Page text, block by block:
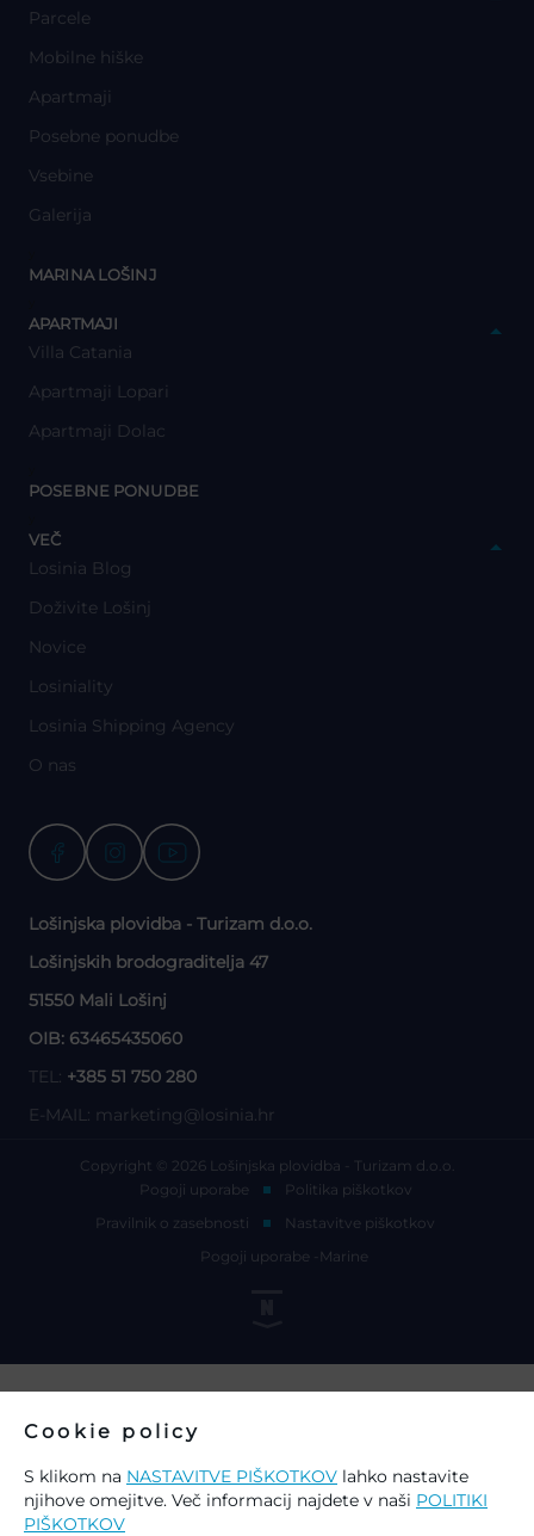
Parcele
Mobilne hiške
Apartmaji
Posebne ponudbe
Vsebine
Galerija
MARINA LOŠINJ
APARTMAJI
Villa Catania
Apartmaji Lopari
Apartmaji Dolac
POSEBNE PONUDBE
VEČ
Losinia Blog
Doživite Lošinj
Novice
Losiniality
Losinia Shipping Agency
O nas
Lošinjska plovidba - Turizam d.o.o.
Lošinjskih brodograditelja 47
51550 Mali Lošinj
OIB: 63465435060
TEL: +385 51 750 280
E-MAIL: marketing@losinia.hr
Copyright © 2026 Lošinjska plovidba - Turizam d.o.o.
Pogoji uporabe
Politika piškotkov
Pravilnik o zasebnosti
Nastavitve piškotkov
Pogoji uporabe -Marine
Cookie policy
S klikom na NASTAVITVE PIŠKOTKOV lahko nastavite
njihove omejitve. Več informacij najdete v naši POLITIKI
PIŠKOTKOV